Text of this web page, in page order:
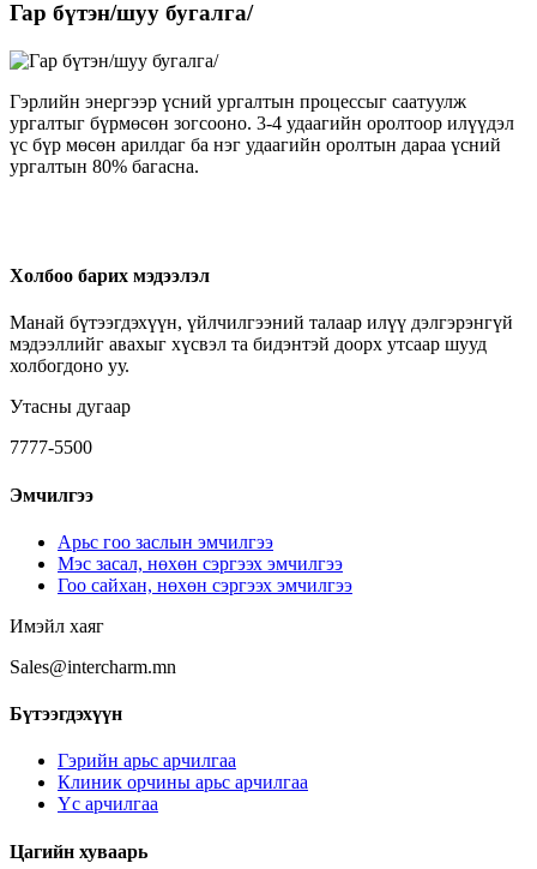
Дусал эмчилгээ
Тариа, тарилга эмчилгээ
Лазер эмчилгээ
Нүүрний массаж
ELOS
Үсний үйлчилгээ
Эмэгтэй үс
Хагалгааны төрөл
Нүүр, хацрын мэс засал
Нүдний мэс засал, мэс ажилбар
Өөх соруулах мэс засал
Мэс ажилбарууд
Ботокс
Гар бүтэн/шуу бугалга/
Гэрлийн энергээр үсний ургалтын процессыг саатуулж
ургалтыг бүрмөсөн зогсооно. 3-4 удаагийн оролтоор илүүдэл
үс бүр мөсөн арилдаг ба нэг удаагийн оролтын дараа үсний
ургалтын 80% багасна.
Холбоо барих мэдээлэл
Манай бүтээгдэхүүн, үйлчилгээний талаар илүү дэлгэрэнгүй
мэдээллийг авахыг хүсвэл та бидэнтэй доорх утсаар шууд
холбогдоно уу.
Утасны дугаар
7777-5500
Эмчилгээ
Арьс гоо заслын эмчилгээ
Мэс засал, нөхөн сэргээх эмчилгээ
Гоо сайхан, нөхөн сэргээх эмчилгээ
Имэйл хаяг
Sales@intercharm.mn
Бүтээгдэхүүн
Гэрийн арьс арчилгаа
Клиник орчины арьс арчилгаа
Үс арчилгаа
Цагийн хуваарь